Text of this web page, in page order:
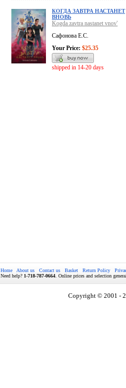
КОГДА ЗАВТРА НАСТАНЕТ
ВНОВЬ
Kogda zavtra nastanet vnov'
Сафонова Е.С.
Your Price: $25.35
shipped in 14-20 days
Home About us Contact us Basket Return Policy
Need help? 1-718-787-0664 . Online prices and selection
Copyright © 2001 -